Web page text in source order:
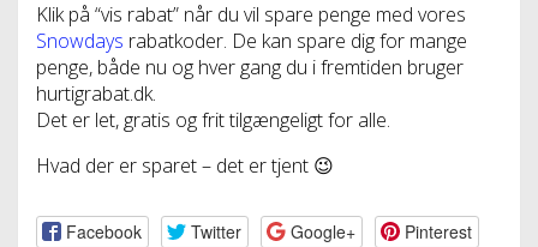
Klik på “vis rabat” når du vil spare penge med vores
Snowdays rabatkoder. De kan spare dig for mange
penge, både nu og hver gang du i fremtiden bruger
hurtigrabat.dk.
Det er let, gratis og frit tilgængeligt for alle.
Hvad der er sparet – det er tjent 😉
Facebook Twitter Google+ Pinterest